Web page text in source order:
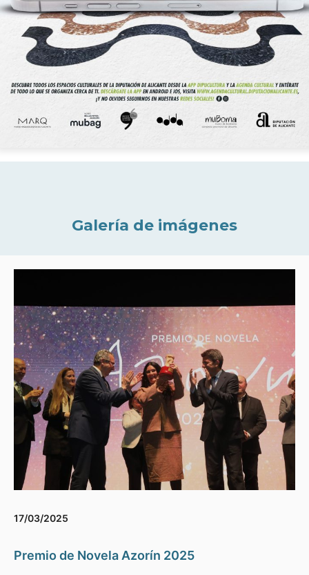
Galería de imágenes
17/03/2025
Premio de Novela Azorín 2025